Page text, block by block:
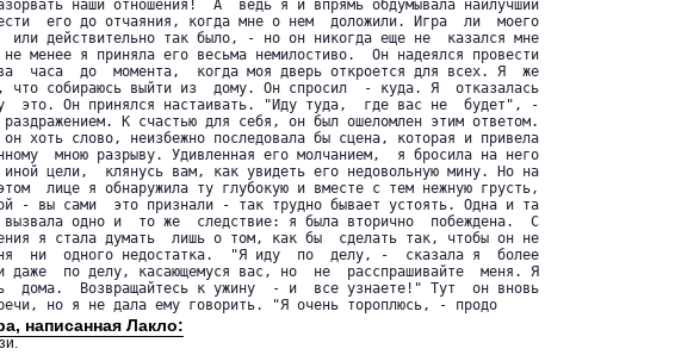
наши отношения!  А  ведь я и впрямь обдумывала наилучший
его до отчаяния, когда мне о нем  доложили. Игра  ли  моего
или действительно так было, - но он никогда еще не  казался мне
менее я приняла его весьма немилостиво.  Он надеялся провести
часа  до  момента,  когда моя дверь откроется для всех. Я  же
что собираюсь выйти из  дому. Он спросил  - куда. Я  отказалась
это. Он принялся настаивать. "Иду туда,  где вас не  будет", -
К счастью для себя, он был ошеломлен этим ответом.
хоть слово, неизбежно последовала бы сцена, которая и привела
мною разрыву. Удивленная его молчанием,  я бросила на него
цели,  клянусь вам, как увидеть его недовольную мину. Но на
лице я обнаружила ту глубокую и вместе с тем нежную грусть,
- вы сами  это признали - так трудно бывает устоять. Одна и та
вызвала одно и  то же  следствие: я была вторично  побеждена.  С
я стала думать  лишь о том, как бы  сделать так, чтобы он не
ни  одного недостатка.  "Я иду  по  делу, -  сказала я  более
даже  по делу, касающемуся вас, но  не  расспрашивайте  меня. Я
дома.  Возвращайтесь к ужину  - и  все узнаете!" Тут  он вновь
но я не дала ему говорить. "Я очень тороплюсь, - продо
написанная Лакло: